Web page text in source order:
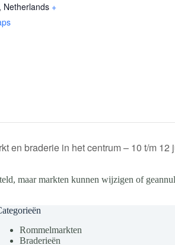
, Netherlands +
en braderie in het centrum – 10 t/m 12
maar markten kunnen wijzigen of
Rommelmarkten
Braderieën